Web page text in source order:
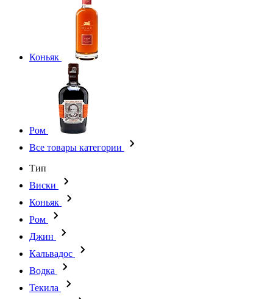
Коньяк
Ром
Все товары категории
Тип
Виски
Коньяк
Ром
Джин
Кальвадос
Водка
Текила